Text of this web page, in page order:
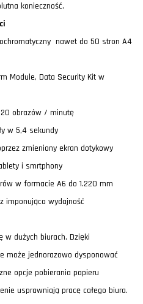
konieczność.
nawet do 50 stron A4
Module, Data Security Kit w
obrazów / minutę
w 5,4 sekundy
zmieniony ekran dotykowy
i smrtphony
w formacie A6 do 1.220 mm
imponująca wydajność
w dużych biurach. Dzięki
może jednorazowo dysponować
opcje pobierania papieru
usprawniają pracę całego biura.